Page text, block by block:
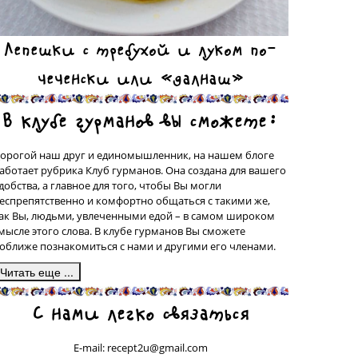
Лепешки с требухой и луком по-
чеченски или «далнаш»
В клубе гурманов вы сможете:
наш друг и единомышленник, на нашем блоге
рубрика Клуб гурманов. Она создана для вашего
а главное для того, чтобы Вы могли
и комфортно общаться с такими же,
Вы, людьми, увлеченными едой – в самом широком
этого слова. В клубе гурманов Вы сможете
познакомиться с нами и другими его членами.
в подрубрике «Сделано на моей кухне» у вас будет
прекрасная возможность поделиться со всеми рецептами
блюд, которые были сделаны вашими собственными
рецепт с фотографией приготовленного Вами блюда
С нами легко связаться
E-mail: recept2u@gmail.com